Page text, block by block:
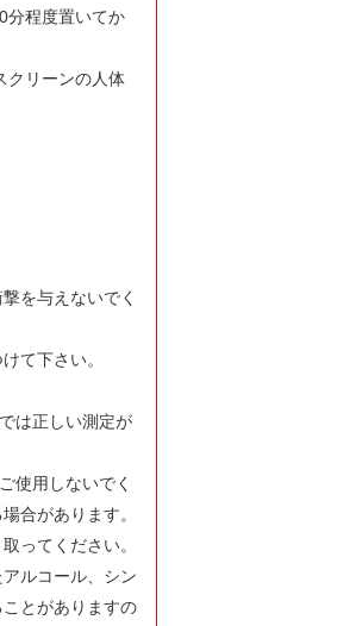
分程度置いてか
クリーンの人体
を与えないでく
て下さい。
は正しい測定が
使用しないでく
合があります。
ってください。
ルコール、シン
とがありますの